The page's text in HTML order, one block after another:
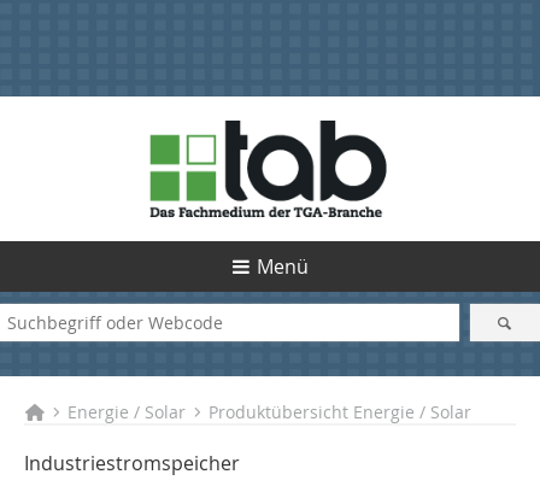
Menü
Energie / Solar Produktübersicht Energie / Solar
Industriestromspeicher